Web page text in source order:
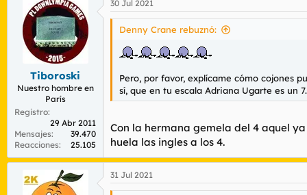
c
c
e
Tiboroski
Nuestro hombre en
París
Registro
29 Abr 2011
Mensajes
39.470
Reacciones
25.105
30 Jul 2021
Denny Crane rebuznó:
Pero, por favor, explícame cómo cojones
sí, que en tu escala Adriana Ugarte es un
Con la hermana gemela del 4 aquel
huela las ingles a los 4.
31 Jul 2021